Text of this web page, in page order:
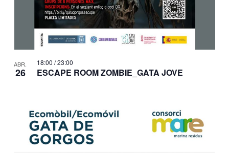
ABR.
26 ESCAPE ROOM ZOMBIE_GATA JOVE
18:00 / 23:00